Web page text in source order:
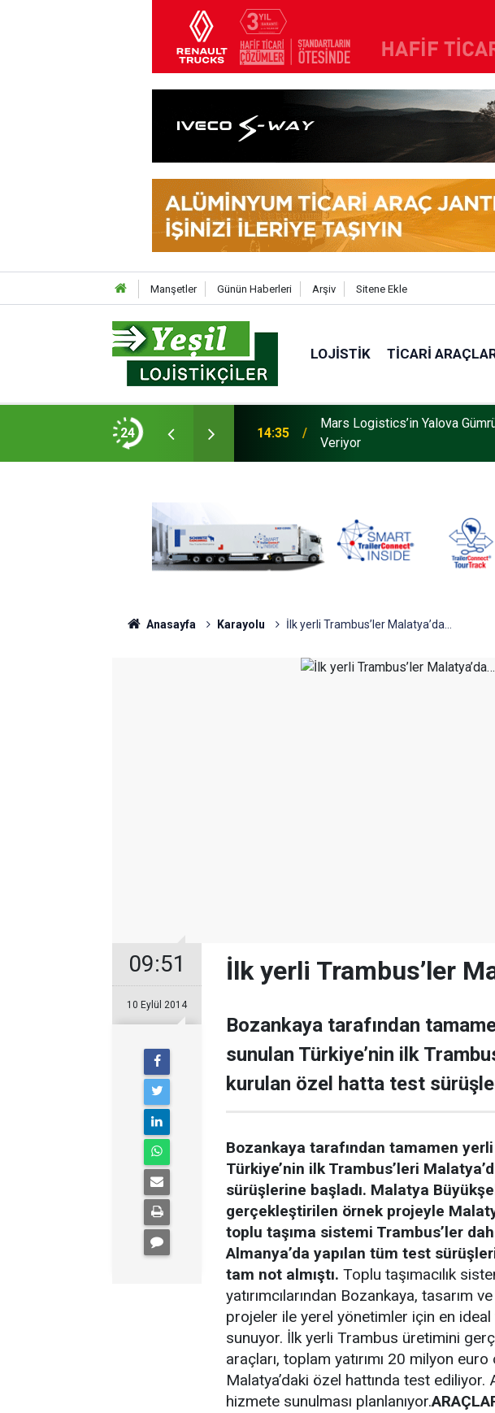
Manşetler Günün Haberleri Arşiv Sitene Ekle
LOJISTIK TICARI
24
Bağlı Antreposu İstanbul’da Hizmet
16:07 Platform Günleri 2026, 17-19
Anasayfa Karayolu İlk yerli Trambus’ler Malatya’da…
09:51
10 Eylül 2014
İlk yerli Trambus’ler
Bozankaya tarafından
sunulan Türkiye’nin ilk
kurulan özel hatta test
Bozankaya tarafından tamamen
Türkiye’nin ilk Trambus’leri
sürüşlerine başladı. Malatya
gerçekleştirilen örnek projeyle
toplu taşıma sistemi Trambus’ler
Almanya’da yapılan tüm test
tam not almıştı. Toplu taşımacılık
yatırımcılarından Bozankaya, tasarım
projeler ile yerel yönetimler için en ideal
sunuyor. İlk yerli Trambus üretimini
araçları, toplam yatırımı 20 milyon
Malatya’daki özel hattında test ediliyor.
hizmete sunulması planlanıyor.